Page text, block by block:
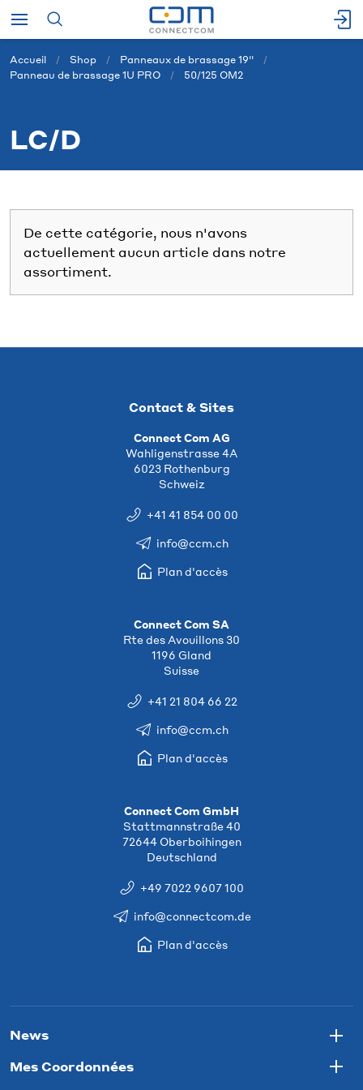
Accueil Shop
Panneaux de brassage 19''
Panneau de brassage 1U PRO
50/125 OM2
LC/D
De cette catégorie, nous n'avons
actuellement aucun article dans notre
assortiment.
Contact & Sites
Connect Com AG
Wahligenstrasse 4A
6023 Rothenburg
Schweiz
+41 41 854 00 00
info@ccm.ch
Plan d'accès
Connect Com SA
Rte des Avouillons 30
1196 Gland
Suisse
+41 21 804 66 22
info@ccm.ch
Plan d'accès
Connect Com GmbH
Stattmannstraße 40
72644 Oberboihingen
Deutschland
+49 7022 9607 100
info@connectcom.de
Plan d'accès
News
Mes Coordonnées